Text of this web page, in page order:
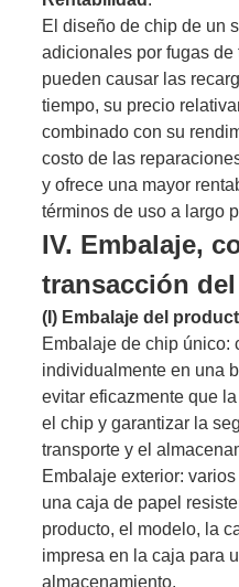
El diseño de chip de un
adicionales por fugas
pueden causar las
tiempo, su precio
combinado con su
costo de las
y ofrece una mayor
términos de uso a largo
IV. Embalaje,
transacción
(I) Embalaje del
Embalaje de chip único:
individualmente en una
evitar eficazmente que
el chip y garantizar la
transporte y el
Embalaje exterior:
una caja de papel
producto, el modelo, la
impresa en la caja para
almacenamiento.